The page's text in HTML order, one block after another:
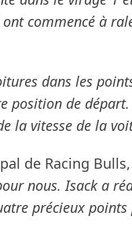
commencé à
dans les
position de
la vitesse de la
de Racing
nous. Isack a
précieux